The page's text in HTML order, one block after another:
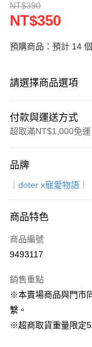
NT$390
NT$350
預購商品：預計 14
請選擇商品選項
付款與運送方式
超取滿NT$1,000免運
信用卡一次付款
LINE Pay
Apple Pay
Google Pay
運送方式
品牌
｜doter x寵愛物語｜
商品特色
商品編號
9493117
銷售重點
※本賣場商品與門市
繫。
※超商取貨重量限定